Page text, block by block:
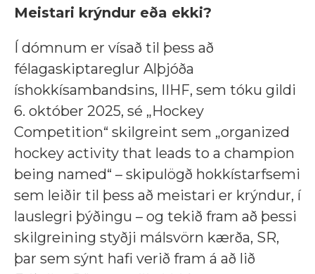
Meistari krýndur eða ekki?
Í dómnum er vísað til þess að
félagaskiptareglur Alþjóða
íshokkísambandsins, IIHF, sem tóku gildi
6. október 2025, sé „Hockey
Competition“ skilgreint sem „organized
hockey activity that leads to a champion
being named“ – skipulögð hokkístarfsemi
sem leiðir til þess að meistari er krýndur, í
lauslegri þýðingu – og tekið fram að þessi
skilgreining styðji málsvörn kærða, SR,
þar sem sýnt hafi verið fram á að lið